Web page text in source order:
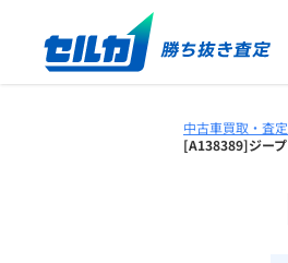
中古車買取・査
[A138389]ジー